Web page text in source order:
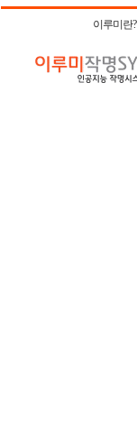
이루미란?